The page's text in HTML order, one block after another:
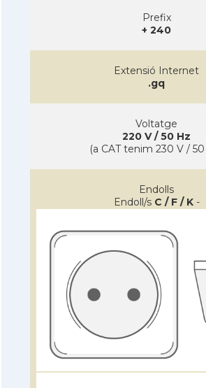
Prefix
+ 240
Extensió Internet
.gq
Voltatge
220 V / 50 Hz
(a CAT tenim 230 V /
Endolls
Endoll/s C / F / K-